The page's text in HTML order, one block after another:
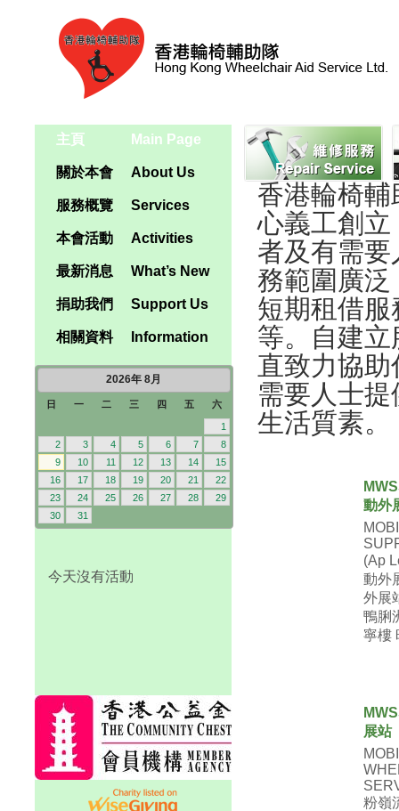
主頁 Main Page
關於本會 About Us
服務概覽 Services
本會活動 Activities
最新消息 What’s New
捐助我們 Support Us
相關資料 Information
2026年 8月
日 一 二 三 四 五 六
1
2
3 4 5 6 7
8
9
10 11 12 13 14
15
16
17 18 19 20 21
22
23
24 25 26 27 28
29
30
31
今天沒有活動
香港輪椅
心義工創立
者及有需
務範圍廣
短期租借
等。自建
直致力協
需要人士
生活質素。
動外
(Ap
動外
外展
鴨脷
寧樓
展站
粉嶺